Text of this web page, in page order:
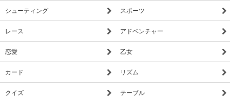
シューティング スポーツ
レース アドベンチャー
恋愛 乙女
カード リズム
クイズ テーブル